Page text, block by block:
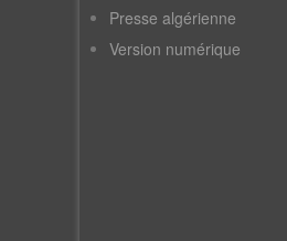
Presse algérienne
Version numérique